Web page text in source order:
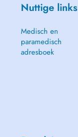
Nuttige links
Medisch en
paramedisch
adresboek